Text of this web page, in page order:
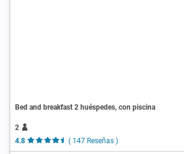
Bed and breakfast 2 huéspedes, con piscina
2
4.8
( 147 Reseñas )